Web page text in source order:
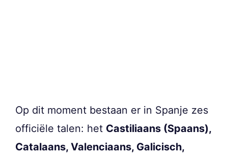
Op dit moment bestaan er in Spanje zes
officiële talen: het Castiliaans (Spaans),
Catalaans, Valenciaans, Galicisch,